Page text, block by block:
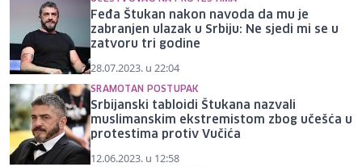
Feđa Štukan nakon navoda da mu je
zabranjen ulazak u Srbiju: Ne sjedi mi se u
zatvoru tri godine
28.07.2023. u 22:04
SRAMOTAN POSTUPAK
Srbijanski tabloidi Štukana nazvali
muslimanskim ekstremistom zbog učešća u
protestima protiv Vučića
12.06.2023. u 12:58